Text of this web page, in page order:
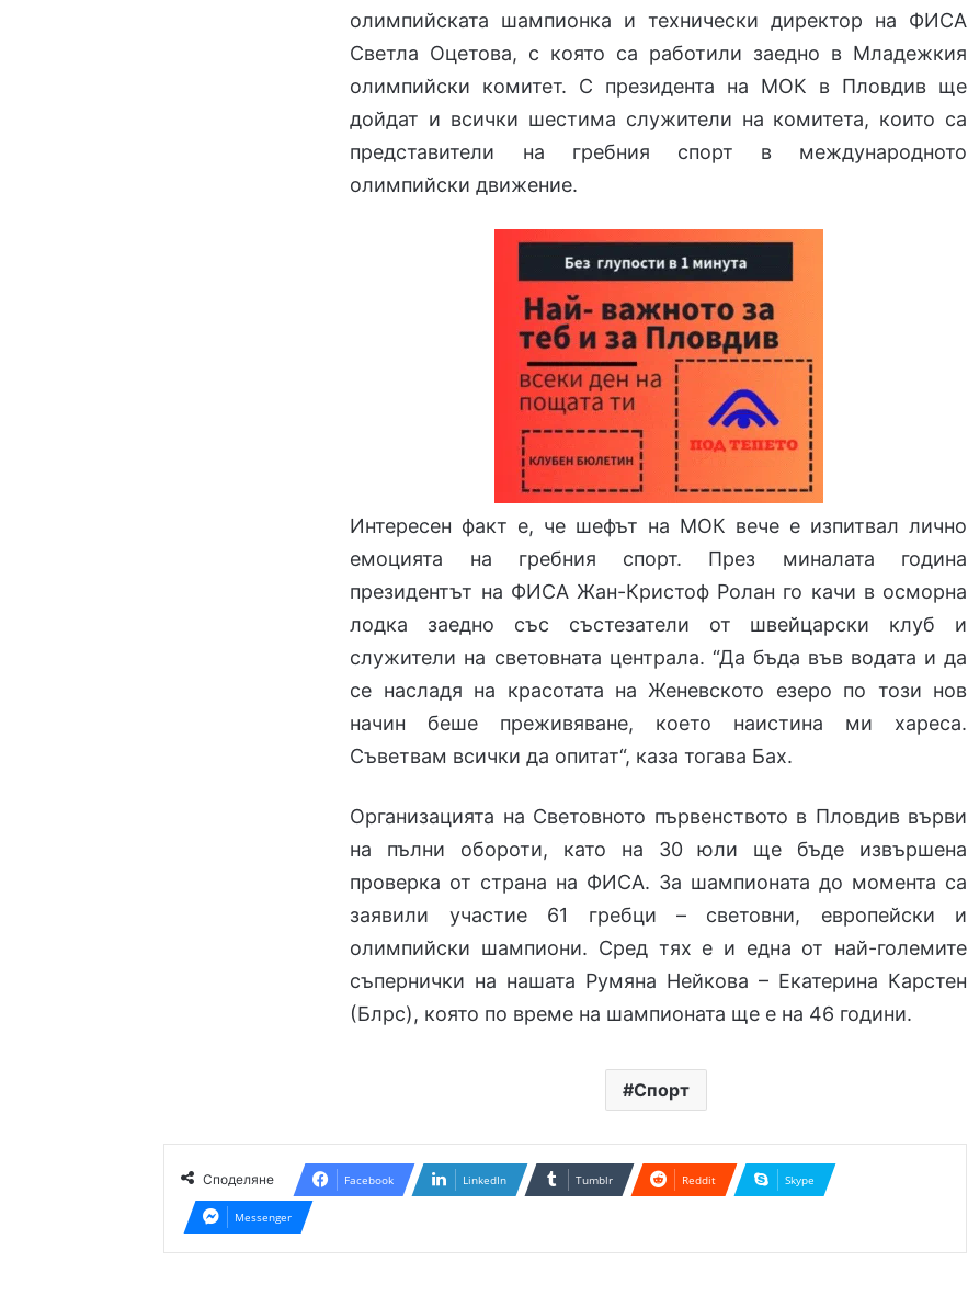
олимпийската шампионка и технически директор на ФИСА
Светла Оцетова, с която са работили заедно в Младежкия
олимпийски комитет. С президента на МОК в Пловдив ще
дойдат и всички шестима служители на комитета, които са
представители на гребния спорт в международното
олимпийски движение.
Интересен факт е, че шефът на МОК вече е изпитвал лично
емоцията на гребния спорт. През миналата година
президентът на ФИСА Жан-Кристоф Ролан го качи в осморна
лодка заедно със състезатели от швейцарски клуб и
служители на световната централа. “Да бъда във водата и да
се насладя на красотата на Женевското езеро по този нов
начин беше преживяване, което наистина ми хареса.
Съветвам всички да опитат“, каза тогава Бах.
Организацията на Световното първенството в Пловдив върви
на пълни обороти, като на 30 юли ще бъде извършена
проверка от страна на ФИСА. За шампионата до момента са
заявили участие 61 гребци – световни, европейски и
олимпийски шампиони. Сред тях е и една от най-големите
съпернички на нашата Румяна Нейкова – Екатерина Карстен
(Блрс), която по време на шампионата ще е на 46 години.
Спорт
Споделяне Facebook LinkedIn Tumblr Reddit Skype
Messenger